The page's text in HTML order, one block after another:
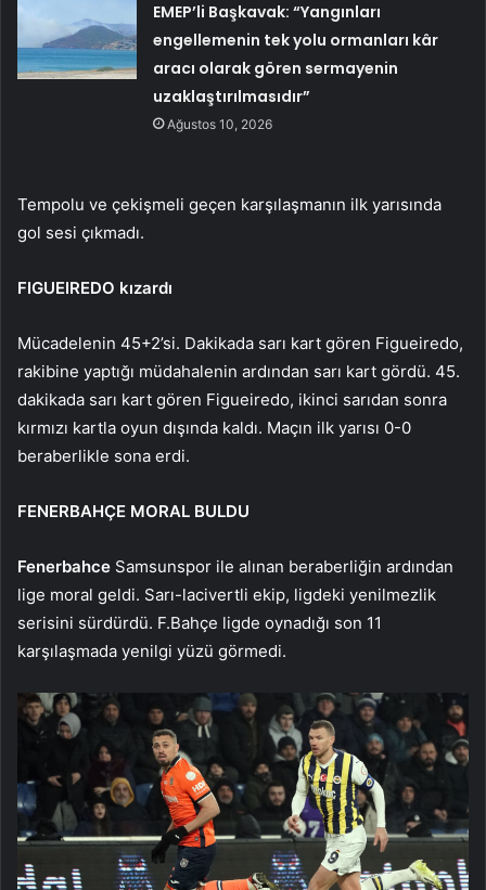
EMEP’li Başkavak: “Yangınları
engellemenin tek yolu ormanları kâr
aracı olarak gören sermayenin
uzaklaştırılmasıdır”
Ağustos 10, 2026
Tempolu ve çekişmeli geçen karşılaşmanın ilk yarısında
gol sesi çıkmadı.
FIGUEIREDO kızardı
Mücadelenin 45+2’si. Dakikada sarı kart gören Figueiredo,
rakibine yaptığı müdahalenin ardından sarı kart gördü. 45.
dakikada sarı kart gören Figueiredo, ikinci sarıdan sonra
kırmızı kartla oyun dışında kaldı. Maçın ilk yarısı 0-0
beraberlikle sona erdi.
FENERBAHÇE MORAL BULDU
Fenerbahce Samsunspor ile alınan beraberliğin ardından
lige moral geldi. Sarı-lacivertli ekip, ligdeki yenilmezlik
serisini sürdürdü. F.Bahçe ligde oynadığı son 11
karşılaşmada yenilgi yüzü görmedi.